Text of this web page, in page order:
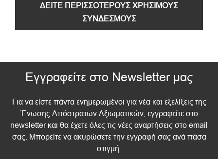
ΔΕΙΤΕ ΠΕΡΙΣΣΟΤΕΡΟΥΣ ΧΡΗΣΙΜΟΥΣ
ΣΥΝΔΕΣΜΟΥΣ
Εγγραφείτε στο Newsletter μας
Για να είστε πάντα ενημερωμένοι για νέα και εξελίξεις της
Ένωσης Απόστρατων Αξιωματικών, εγγραφείτε στο
newsletter και θα έχετε όλες τις νέες αναρτήσεις στο email
σας. Μπορείτε να ακυρώσετε την εγγραφή σας ανά πάσα
στιγμή.